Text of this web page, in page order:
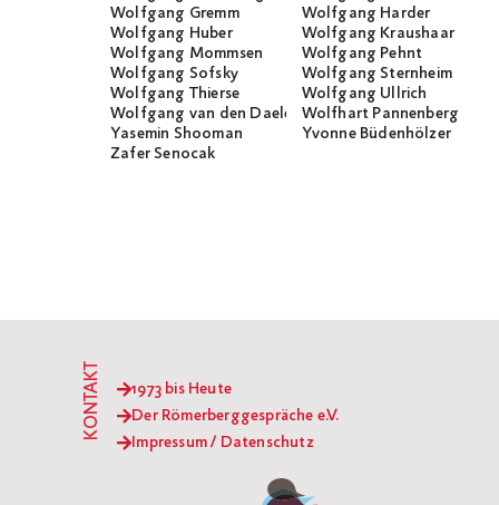
Wolfgang Gremm
Wolfgang Harder
Wolfgang Huber
Wolfgang Kraushaar
Wolfgang Mommsen
Wolfgang Pehnt
Wolfgang Sofsky
Wolfgang Sternheim
Wolfgang Thierse
Wolfgang Ullrich
Wolfgang van den Daele
Wolfhart Pannenberg
Yasemin Shooman
Yvonne Büdenhölzer
Zafer Senocak
1973 bis Heute
Der Römerberggespräche e.V.
Impressum / Datenschutz
KONTAKT